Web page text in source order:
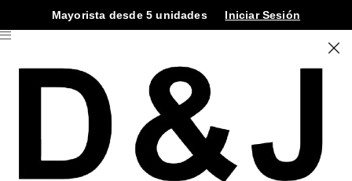
Mayorista desde 5 unidades Iniciar Sesión